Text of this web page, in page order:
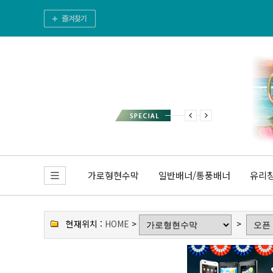
가로형현수막 일반배너/통풍배너 유리
현재위치 : HOME > >